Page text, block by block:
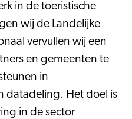
in de toeristische
wij de Landelijke
vervullen wij een
en gemeenten te
in
datadeling. Het doel is
in de sector